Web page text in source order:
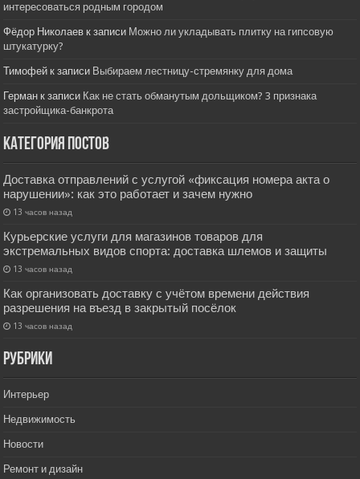
интересоваться родным городом
Фёдор Николаев к записи Можно ли укладывать плитку на гипсовую
штукатурку?
Тимофей к записи Выбираем лестницу-стремянку для дома
Герман к записи Как не стать обманутым дольщиком? 3 признака
застройщика-банкрота
Категория постов
Доставка отправлений с услугой «фиксация номера акта о
нарушении»: как это работает и зачем нужно
13 часов назад
Курьерские услуги для магазинов товаров для
экстремальных видов спорта: доставка шлемов и защиты
13 часов назад
Как организовать доставку с учётом времени действия
разрешения на въезд в закрытый посёлок
13 часов назад
РУбрики
Интерьер
Недвижимость
Новости
Ремонт и дизайн